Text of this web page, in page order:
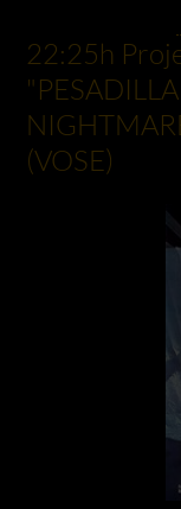
22:25h
(VOSE)